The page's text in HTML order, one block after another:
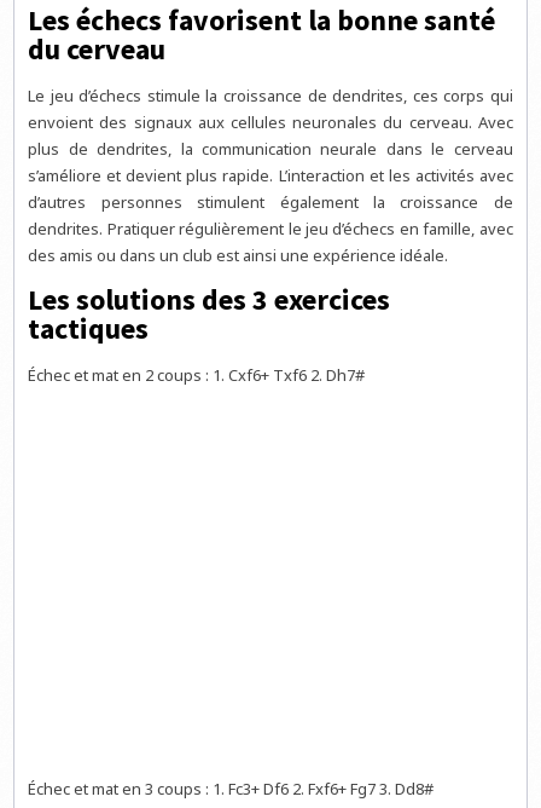
Les échecs favorisent la bonne santé
du cerveau
Le jeu d’échecs stimule la croissance de dendrites, ces corps qui
envoient des signaux aux cellules neuronales du cerveau. Avec
plus de dendrites, la communication neurale dans le cerveau
s’améliore et devient plus rapide. L’interaction et les activités avec
d’autres personnes stimulent également la croissance de
dendrites. Pratiquer régulièrement le jeu d’échecs en famille, avec
des amis ou dans un club est ainsi une expérience idéale.
Les solutions des 3 exercices
tactiques
Échec et mat en 2 coups : 1. Cxf6+ Txf6 2. Dh7#
Échec et mat en 3 coups : 1. Fc3+ Df6 2. Fxf6+ Fg7 3. Dd8#